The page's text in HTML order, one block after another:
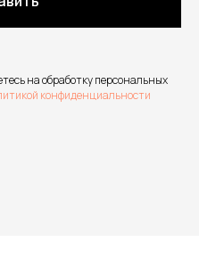
на обработку персональных
конфиденциальности